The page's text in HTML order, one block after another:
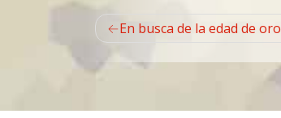
Navegación
de
entradas
En busca de la edad de oro